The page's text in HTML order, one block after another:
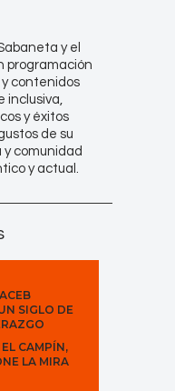
y el
programación
contenidos
inclusiva,
y éxitos
de su
y comunidad
y actual.
SIGLO DE
CAMPÍN,
LA MIRA